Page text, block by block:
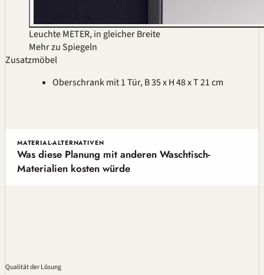
Leuchte METER, in gleicher Breite
Mehr zu Spiegeln
Zusatzmöbel
Oberschrank mit 1 Tür, B 35 x H 48 x T 21 cm
MATERIAL-ALTERNATIVEN
Was diese Planung mit anderen Waschtisch-
Materialien kosten würde
Qualitätder Lösung